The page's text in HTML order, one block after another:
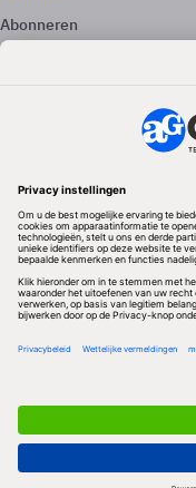
Abonneren
Adverteren
Volg ons
Redactionele partner
Algemene Voorwaarden &